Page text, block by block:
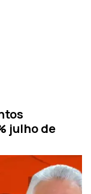
julho de